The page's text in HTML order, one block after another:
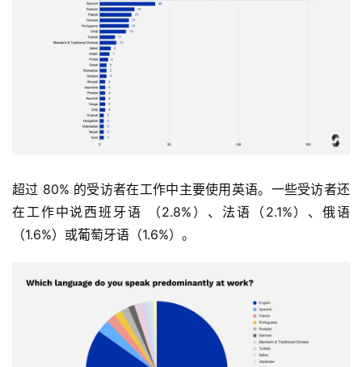
超过 80% 的受访者在工作中主要使用英语。一些受访者还
在工作中说西班牙语 （2.8%）、法语（2.1%）、俄语
（1.6%）或葡萄牙语（1.6%）。